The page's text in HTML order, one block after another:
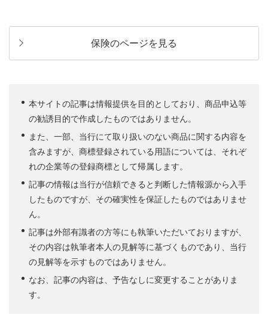
保険のページを見る
本サイトの記事は情報提供を目的としており、商品申込等
の勧誘目的で作成したものではありません。
また、一部、当行にて取り扱いのない商品に関する内容を
含みますが、商標登録されている用語については、それぞ
れの企業等の登録商標として帰属します。
記事の情報は当行が信頼できると判断した情報源から入手
したものですが、その確実性を保証したものではありませ
ん。
記事は外部有識者の方等にも執筆いただいておりますが、
その内容は執筆者本人の見解等に基づくものであり、当行
の見解等を示すものではありません。
なお、記事の内容は、予告なしに変更することがありま
す。